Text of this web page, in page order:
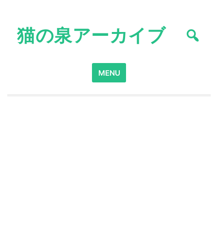
content猫の泉アーカイブ
Search
for:
MENU